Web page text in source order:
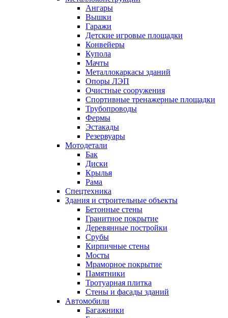
Ангары
Вышки
Гаражи
Детские игровые площадки
Конвейеры
Купола
Мачты
Металлокаркасы зданий
Опоры ЛЭП
Очистные сооружения
Спортивные тренажерные площадки
Трубопроводы
Фермы
Эстакады
Резервуары
Мотодетали
Бак
Диски
Крылья
Рама
Спецтехника
Здания и строительные объекты
Бетонные стены
Гранитное покрытие
Деревянные постройки
Срубы
Кирпичные стены
Мосты
Мраморное покрытие
Памятники
Тротуарная плитка
Стены и фасады зданий
Автомобили
Багажники